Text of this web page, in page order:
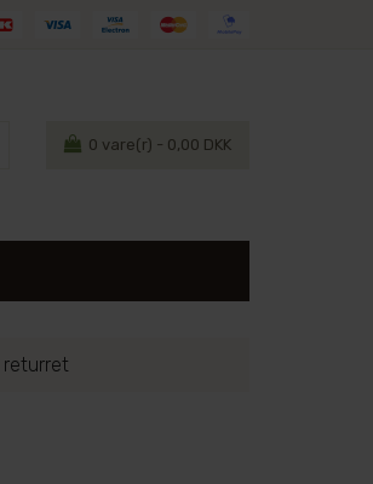
0 vare(r) - 0,00 DKK